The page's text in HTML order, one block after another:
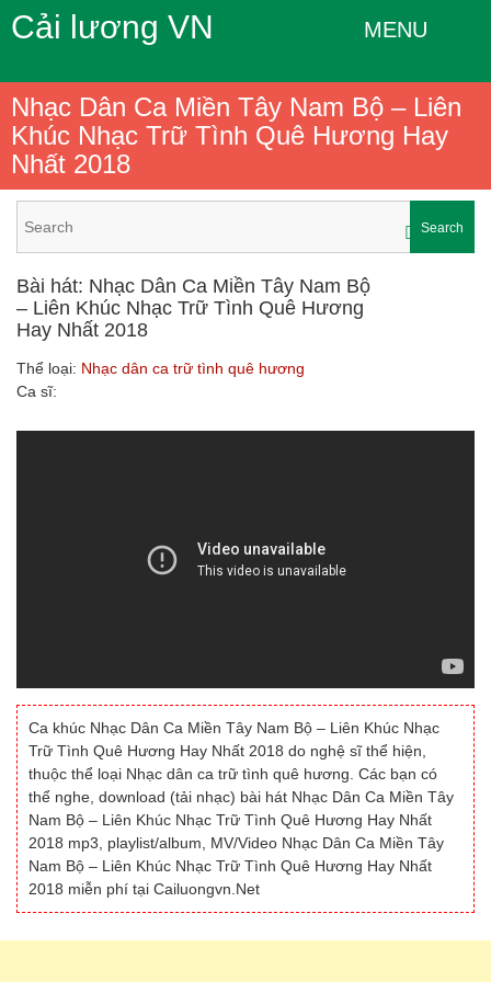
Cải lương VN MENU
Nhạc Dân Ca Miền Tây Nam Bộ – Liên
Khúc Nhạc Trữ Tình Quê Hương Hay
Nhất 2018
Search
Bài hát: Nhạc Dân Ca Miền Tây Nam Bộ
– Liên Khúc Nhạc Trữ Tình Quê Hương
Hay Nhất 2018
Thể loại: Nhạc dân ca trữ tình quê hương
Ca sĩ:
Ca khúc Nhạc Dân Ca Miền Tây Nam Bộ – Liên Khúc Nhạc
Trữ Tình Quê Hương Hay Nhất 2018 do nghệ sĩ thể hiện,
thuộc thể loại Nhạc dân ca trữ tình quê hương. Các bạn có
thể nghe, download (tải nhạc) bài hát Nhạc Dân Ca Miền Tây
Nam Bộ – Liên Khúc Nhạc Trữ Tình Quê Hương Hay Nhất
2018 mp3, playlist/album, MV/Video Nhạc Dân Ca Miền Tây
Nam Bộ – Liên Khúc Nhạc Trữ Tình Quê Hương Hay Nhất
2018 miễn phí tại Cailuongvn.Net